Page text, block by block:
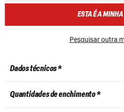
ESTA É A
Pesquisar outra
Dados técnicos *
Quantidades de enchimento *